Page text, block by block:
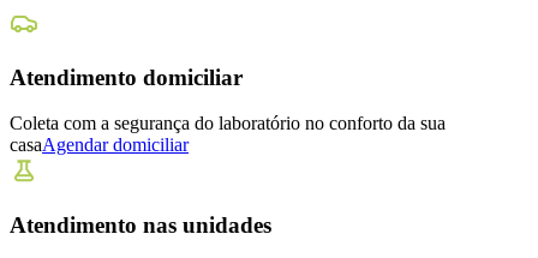
Atendimento domiciliar
Coleta com a segurança do laboratório no conforto da sua
casaAgendar domiciliar
Atendimento nas unidades